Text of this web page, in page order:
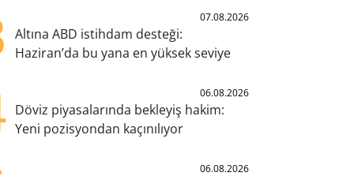
07.08.2026
Altına ABD istihdam desteği:
Haziran’da bu yana en yüksek seviye
06.08.2026
Döviz piyasalarında bekleyiş hakim:
Yeni pozisyondan kaçınılıyor
06.08.2026